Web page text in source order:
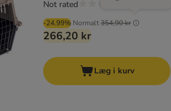
-24.99% Normalt354,90 kr
266,20 kr
Not rated
Læg i kurv